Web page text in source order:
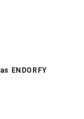
ENDORFY